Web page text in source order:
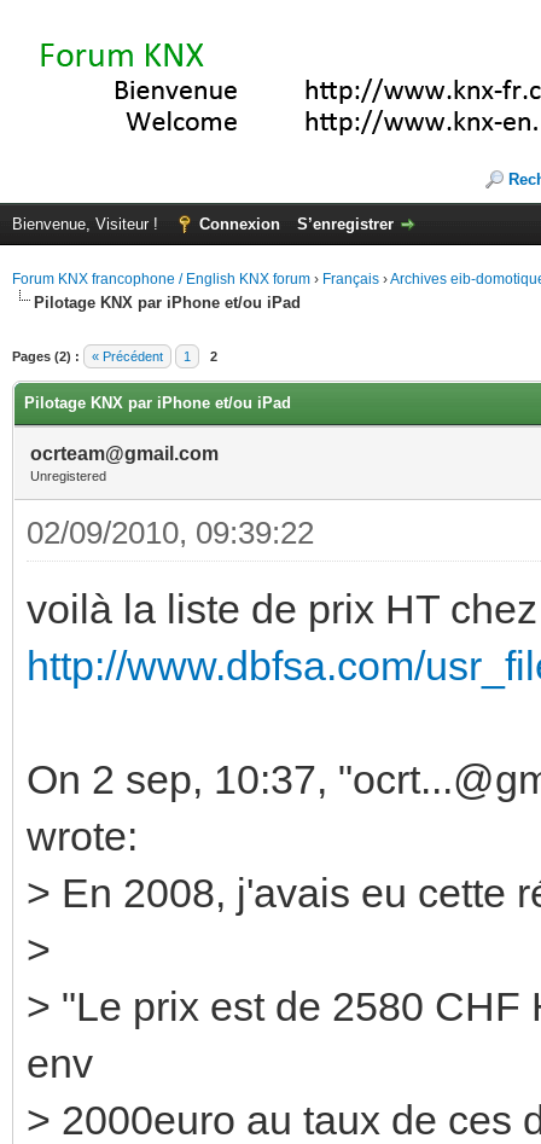
Bienvenue, Visiteur ! Connexion S’enregistrer
Forum KNX francophone / English KNX forum › Français ›Archives eib-
Pilotage KNX par iPhone et/ou iPad
Pages (2) : « Précédent 1 2
Pilotage KNX par iPhone et/ou iPad
ocrteam@gmail.com
Unregistered
02/09/2010, 09:39:22
voilà la liste de prix HT
http://www.dbfsa.com/
On 2 sep, 10:37,
wrote:
> En 2008, j'avais eu cette
>
> "Le prix est de 2580
env
> 2000euro au taux de ces